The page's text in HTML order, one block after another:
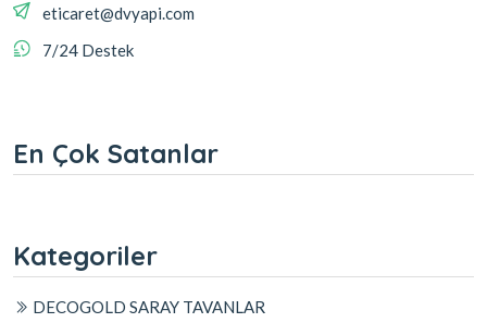
eticaret@dvyapi.com
7/24 Destek
En Çok Satanlar
Kategoriler
DECOGOLD SARAY TAVANLAR